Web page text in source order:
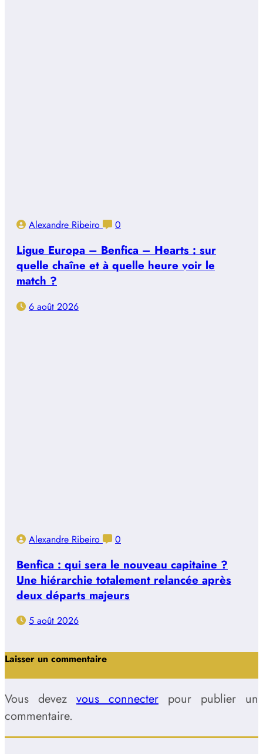
Alexandre Ribeiro 0
Ligue Europa – Benfica – Hearts : sur
quelle chaîne et à quelle heure voir le
match ?
6 août 2026
Alexandre Ribeiro 0
Benfica : qui sera le nouveau capitaine ?
Une hiérarchie totalement relancée après
deux départs majeurs
5 août 2026
Laisser un commentaire
Vous devez vous connecter pour publier un
commentaire.